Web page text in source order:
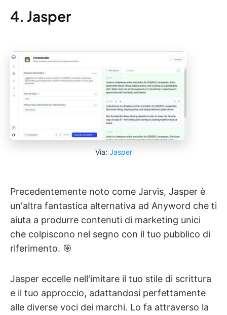
4. Jasper
Via: Jasper
Precedentemente noto come Jarvis, Jasper è
un'altra fantastica alternativa ad Anyword che ti
aiuta a produrre contenuti di marketing unici
che colpiscono nel segno con il tuo pubblico di
riferimento. 🎯
Jasper eccelle nell'imitare il tuo stile di scrittura
e il tuo approccio, adattandosi perfettamente
alle diverse voci dei marchi. Lo fa attraverso la